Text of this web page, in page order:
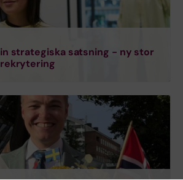
strategiska satsning - ny stor